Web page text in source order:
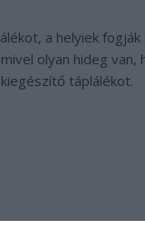
a helyiek
olyan hideg
táplálékot.